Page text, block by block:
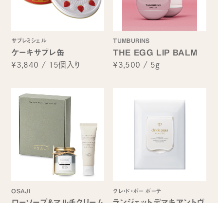
サブレミシェル
ケーキサブレ缶
¥3,840 / 15個入り
TUMBURINS
THE EGG LIP BALM
¥3,500 / 5g
OSAJI クレ・ド・ポー ボーテ